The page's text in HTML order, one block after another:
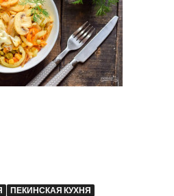
ПЕКИНСКАЯ КУХНЯ